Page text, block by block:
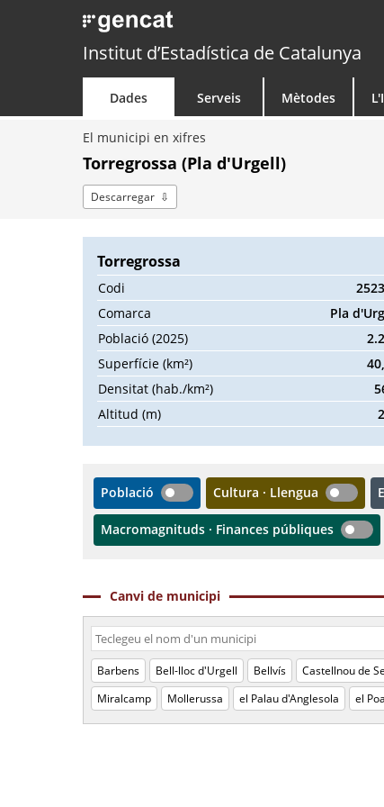
Institut d’Estadística de Catalunya
Dades Serveis Mètodes
El municipi en xifres
Torregrossa (Pla d'Urgell)
Descarregar
Torregrossa
Codi
Comarca
Pla
Població (2025)
Superfície (km²)
Densitat (hab./km²)
Altitud (m)
Població Cultura · Llengua
Macromagnituds · Finances públiques
Canvi de municipi
Barbens Bell-lloc d'Urgell Bellvís Castellnou de
Miralcamp
Mollerussa el Palau d'Anglesola el